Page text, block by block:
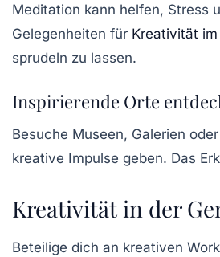
Meditation kann helfen, Stress
Gelegenheiten für Kreativität
sprudeln zu lassen.
Inspirierende Orte
Besuche Museen, Galerien
kreative Impulse geben. Das
Kreativität in der
Beteilige dich an kreativen